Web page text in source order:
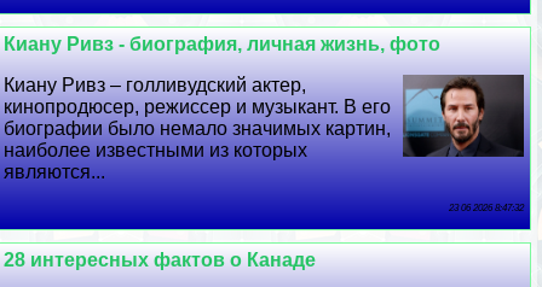
Киану Ривз - биография, личная жизнь, фото
Киану Ривз – голливудский актер,
кинопродюсер, режиссер и музыкант. В его
биографии было немало значимых картин,
наиболее известными из которых
являются...
23 06 2026 8:47:32
28 интересных фактов о Канаде